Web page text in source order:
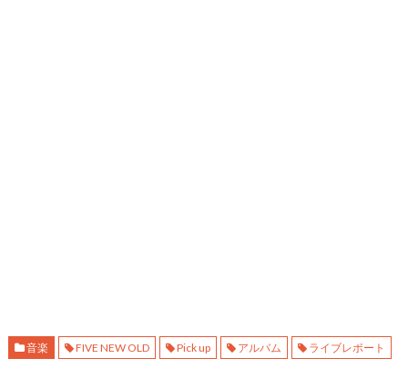
音楽 FIVE NEW OLD Pick up アルバム ライブレポート